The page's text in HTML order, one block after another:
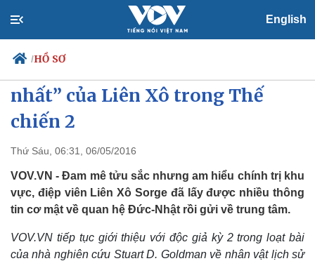
English
/HỒ SƠ
Đảng
Quốc hội
Nhận diện sự thật
Giáo dục
Dấu ấn VOV
Việc làm
Kỳ 2:
Điệp viên siêu hạng “quan trọng
nhất” của Liên Xô trong Thế
chiến 2
Thứ Sáu, 06:31, 06/05/2016
VOV.VN - Đam mê tửu sắc nhưng am hiểu chính trị khu
vực, điệp viên Liên Xô Sorge đã lấy được nhiều thông
tin cơ mật về quan hệ Đức-Nhật rồi gửi về trung tâm.
VOV.VN tiếp tục giới thiệu với độc giả kỳ 2 trong loạt bài
của nhà nghiên cứu Stuart D. Goldman về nhân vật lịch sử